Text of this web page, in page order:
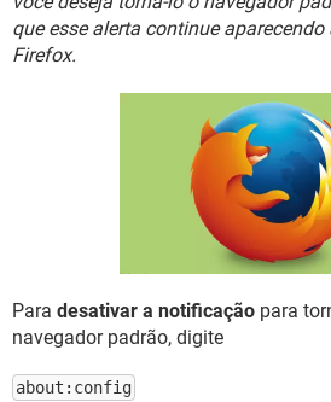
GUIA DE COMPRAS
OUTLOOK EXCEL
INSTAGRAM
que esse alerta continue
Firefox.
Para desativar a notificação para
navegador padrão, digite
about:config